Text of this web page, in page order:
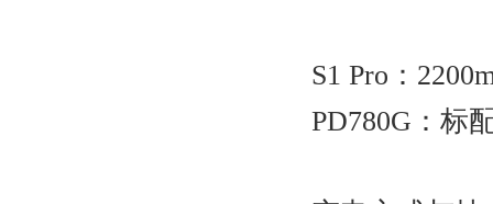
S1 Pro‌：
PD780G‌：标